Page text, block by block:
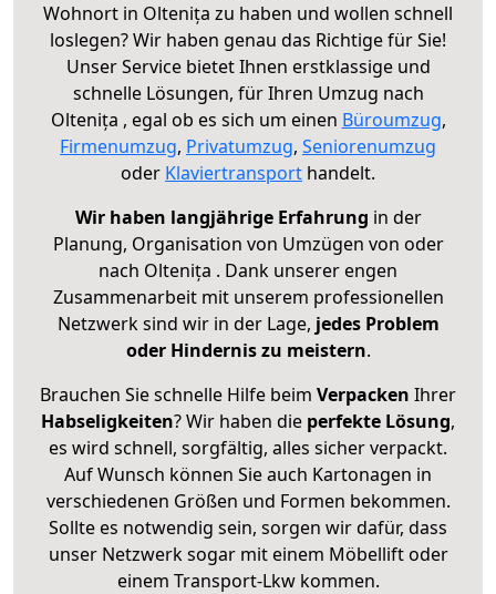
Wohnort in Oltenița zu haben und wollen schnell
loslegen? Wir haben genau das Richtige für Sie!
Unser Service bietet Ihnen erstklassige und
schnelle Lösungen, für Ihren Umzug nach
Oltenița , egal ob es sich um einen Büroumzug,
Firmenumzug, Privatumzug, Seniorenumzug
oder Klaviertransport handelt.
Wir haben langjährige Erfahrung in der
Planung, Organisation von Umzügen von oder
nach Oltenița . Dank unserer engen
Zusammenarbeit mit unserem professionellen
Netzwerk sind wir in der Lage, jedes Problem
oder Hindernis zu meistern.
Brauchen Sie schnelle Hilfe beim Verpacken Ihrer
Habseligkeiten? Wir haben die perfekte Lösung,
es wird schnell, sorgfältig, alles sicher verpackt.
Auf Wunsch können Sie auch Kartonagen in
verschiedenen Größen und Formen bekommen.
Sollte es notwendig sein, sorgen wir dafür, dass
unser Netzwerk sogar mit einem Möbellift oder
einem Transport-Lkw kommen.